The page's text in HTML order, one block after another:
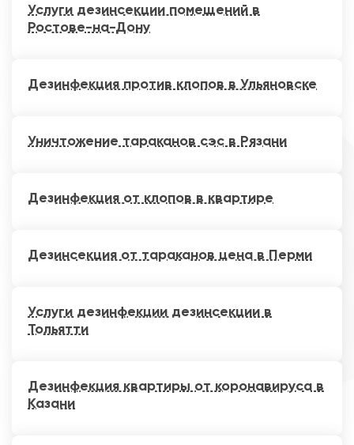
Услуги дезинсекции помещений в
Ростове-на-Дону
Дезинфекция против клопов в Ульяновске
Уничтожение тараканов сэс в Рязани
Дезинфекция от клопов в квартире
Дезинсекция от тараканов цена в Перми
Услуги дезинфекции дезинсекции в
Тольятти
Дезинфекция квартиры от коронавируса в
Казани